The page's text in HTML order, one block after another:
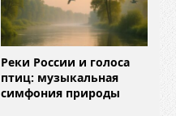
Реки России и голоса
птиц: музыкальная
симфония природы